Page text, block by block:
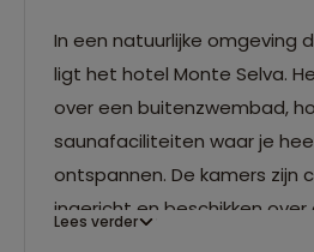
In een natuurlijke omgeving
ligt het hotel Monte Selva.
over een buitenzwembad,
saunafaciliteiten waar je
ontspannen. De kamers zijn
ingericht en beschikken over
Lees verder